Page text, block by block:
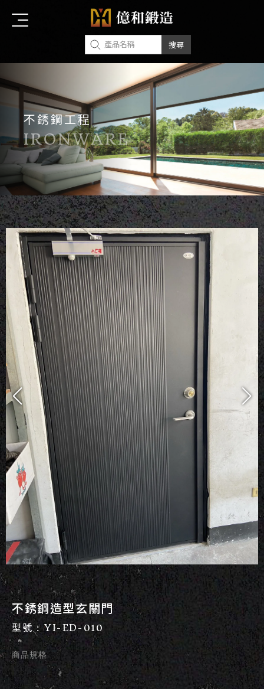
不銹鋼工程
不銹鋼造型玄關門
型號 : YI-ED-010
商品規格